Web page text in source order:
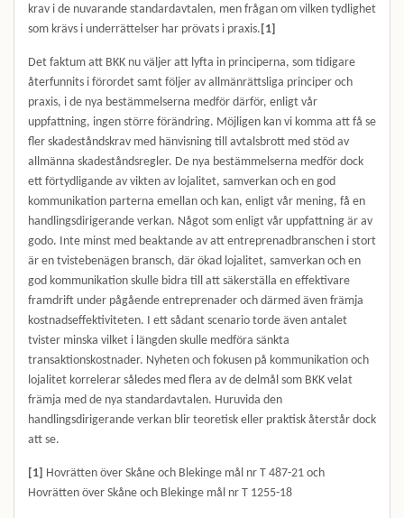
krav i de nuvarande standardavtalen, men frågan om vilken tydlighet
som krävs i underrättelser har prövats i praxis. [1]
Det faktum att BKK nu väljer att lyfta in principerna, som tidigare
återfunnits i förordet samt följer av allmänrättsliga principer och
praxis, i de nya bestämmelserna medför därför, enligt vår
uppfattning, ingen större förändring. Möjligen kan vi komma att få se
fler skadeståndskrav med hänvisning till avtalsbrott med stöd av
allmänna skadeståndsregler. De nya bestämmelserna medför dock
ett förtydligande av vikten av lojalitet, samverkan och en god
kommunikation parterna emellan och kan, enligt vår mening, få en
handlingsdirigerande verkan. Något som enligt vår uppfattning är av
godo. Inte minst med beaktande av att entreprenadbranschen i stort
är en tvistebenägen bransch, där ökad lojalitet, samverkan och en
god kommunikation skulle bidra till att säkerställa en effektivare
framdrift under pågående entreprenader och därmed även främja
kostnadseffektiviteten. I ett sådant scenario torde även antalet
tvister minska vilket i längden skulle medföra sänkta
transaktionskostnader. Nyheten och fokusen på kommunikation och
lojalitet korrelerar således med flera av de delmål som BKK velat
främja med de nya standardavtalen. Huruvida den
handlingsdirigerande verkan blir teoretisk eller praktisk återstår dock
att se.
[1] Hovrätten över Skåne och Blekinge mål nr T 487-21 och
Hovrätten över Skåne och Blekinge mål nr T 1255-18